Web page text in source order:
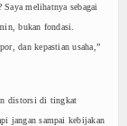
melihatnya sebagai
bukan fondasi.
dan kepastian usaha,”
distorsi di tingkat
jangan sampai kebijakan